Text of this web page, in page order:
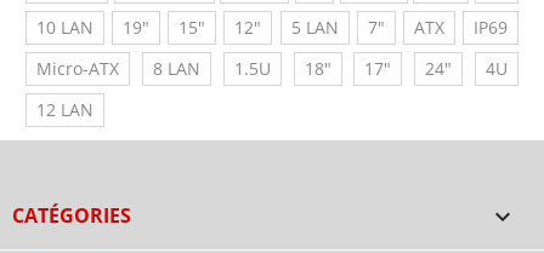
10 LAN
19" 15" 12" 5 LAN 7" ATX
IP69
Micro-ATX
8 LAN 1.5U 18" 17" 24"
4U
12 LAN
CATÉGORIES 